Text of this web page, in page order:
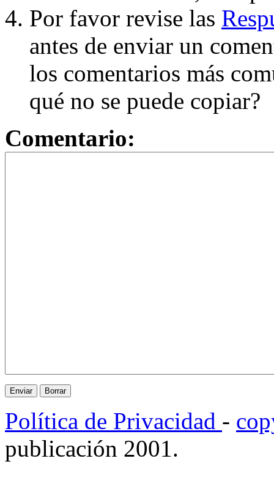
Por favor revise las
antes de enviar un
los comentarios más
qué no se puede copiar?
Comentario:
Política de Privacidad -
publicación 2001.